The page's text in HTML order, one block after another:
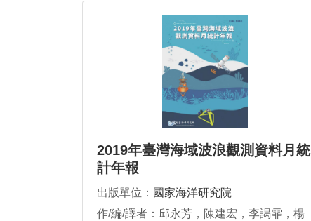
2019年臺灣海域波浪觀測資料月統
計年報
出版單位： 國家海洋研究院
作/編/譯者：邱永芳，陳建宏，李謁霏，楊